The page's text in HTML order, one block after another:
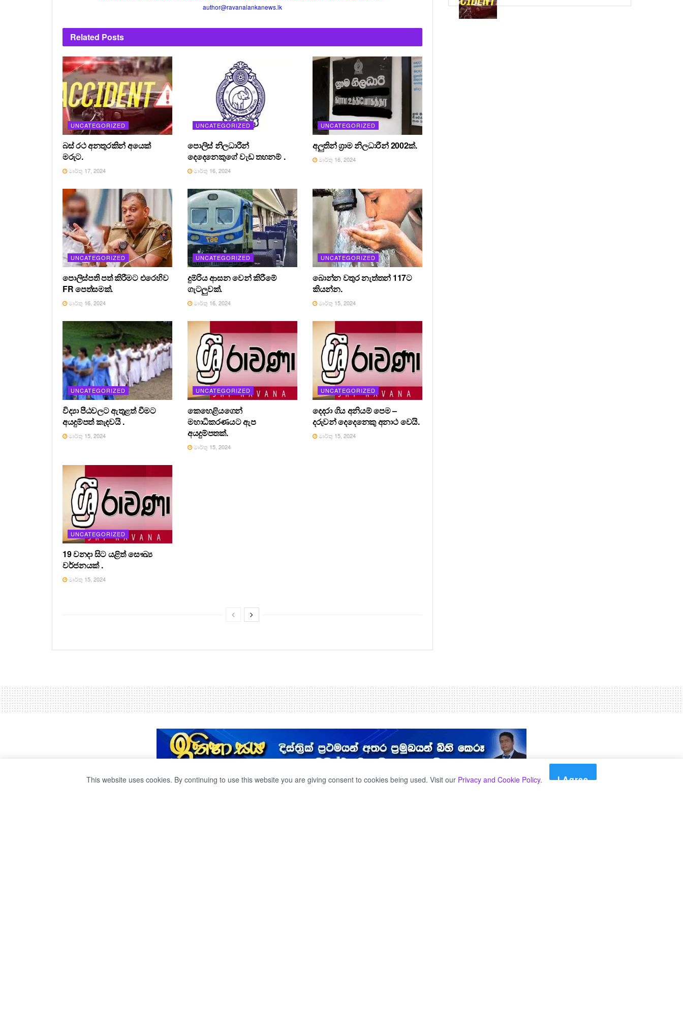
author@ravanalankanews.lk
Related Posts
UNCATEGORIZED
බස් රථ අනතුරකින් අයෙක්
මරුට.
මාර්තු 17, 2024
UNCATEGORIZED
පොලිස් නිලධාරීන්
දෙදෙනෙකුගේ වැඩ තහනම් .
මාර්තු 16, 2024
UNCATEGORIZED
අලුතින් ග්‍රාම නිලධාරීන් 2002ක්.
මාර්තු 16, 2024
UNCATEGORIZED
පොලිස්පති පත් කිරීමට එරෙහිව
FR පෙත්සමක්.
මාර්තු 16, 2024
UNCATEGORIZED
දුම්රිය ආසන වෙන් කිරීමේ
ගැටලුවක්.
මාර්තු 16, 2024
UNCATEGORIZED
බොන්න වතුර නැත්තන් 117ට
කියන්න.
මාර්තු 15, 2024
UNCATEGORIZED
විද්‍යා පීඨවලට ඇතුළත් වීමට
අයදුම්පත් කැදවයි .
මාර්තු 15, 2024
UNCATEGORIZED
කෙහෙළියගෙන්
මහාධිකරණයට ඇප
අයදුම්පතක්.
මාර්තු 15, 2024
UNCATEGORIZED
දෙදරා ගිය අනියම් පෙම –
දරුවන් දෙදෙනෙකු අනාථ වෙයි.
මාර්තු 15, 2024
UNCATEGORIZED
19 වනදා සිට යළිත් සෞඛ්‍ය
වර්ජනයක් .
මාර්තු 15, 2024
This website uses cookies. By continuing to use this website you are giving consent to cookies being used. Visit our Privacy and Cookie Policy. I Agree